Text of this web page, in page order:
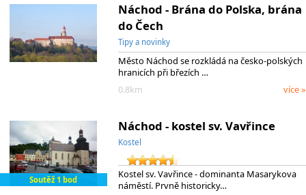
Náchod - Brána do Polska, brána
do Čech
Tipy a novinky
Město Náchod se rozkládá na česko-polských
hranicích při březích …
0.8km
více »
Soutěž 1 bod
Náchod - kostel sv. Vavřince
Kostel
Kostel sv. Vavřince - dominanta Masarykova
náměstí. Prvně historicky…